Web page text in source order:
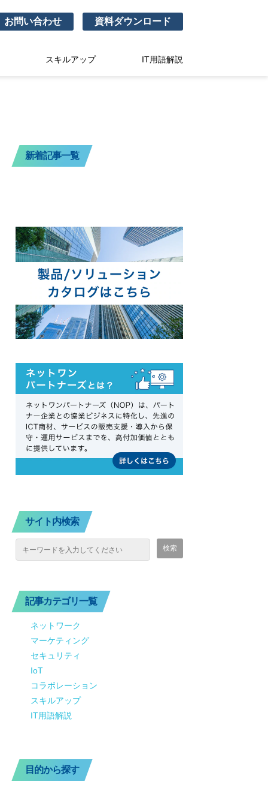
お問い合わせ 資料ダウンロード
スキルアップ IT用語解説
新着記事一覧
サイト内検索
記事カテゴリ一覧
ネットワーク
マーケティング
セキュリティ
IoT
コラボレーション
スキルアップ
IT用語解説
目的から探す